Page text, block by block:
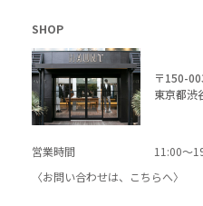
SHOP
〒150-
東京都渋
営業時間
11:00～
〈お問い合わせは、
こちらへ〉